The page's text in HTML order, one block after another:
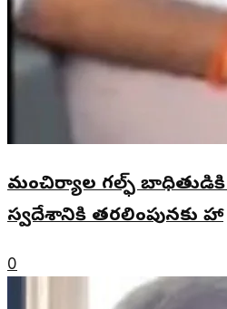
మంచిర్యాల గల్ఫ్
స్వదేశానికి తరలింపునకు హామీ
0